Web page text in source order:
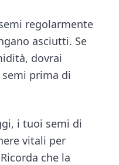
regolarmente
asciutti. Se
dovrai
prima di
i tuoi semi di
vitali per
che la